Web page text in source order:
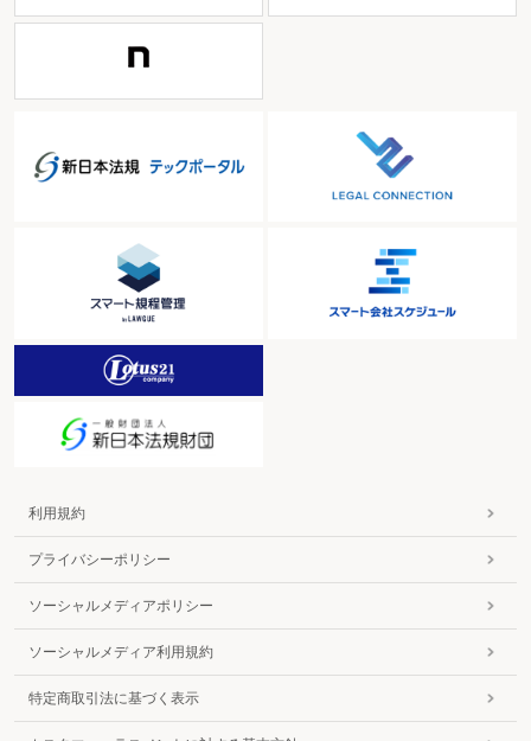
利用規約
プライバシーポリシー
ソーシャルメディアポリシー
ソーシャルメディア利用規約
特定商取引法に基づく表示